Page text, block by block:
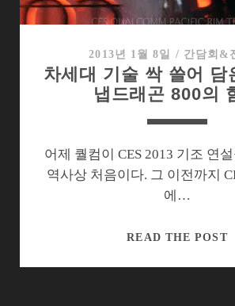
2013년 1월 8일 / 간담회&
차세대 기술 싹 쓸어 담
냅드래곤 800의
어제 퀄컴이 CES 2013 기조 연
역사상 처음이다. 그 이전까지
에…
READ THE POST차